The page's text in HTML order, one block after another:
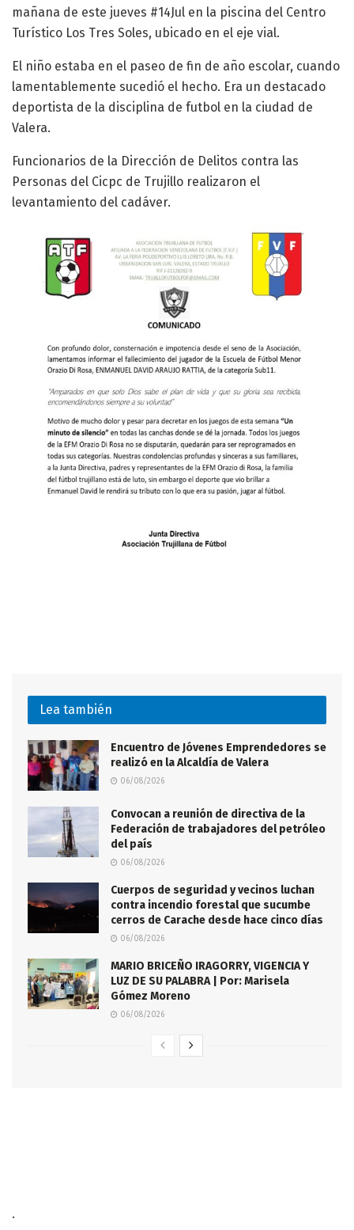
mañana de este jueves #14Jul en la piscina del Centro
Turístico Los Tres Soles, ubicado en el eje vial.
El niño estaba en el paseo de fin de año escolar, cuando
lamentablemente sucedió el hecho. Era un destacado
deportista de la disciplina de futbol en la ciudad de
Valera.
Funcionarios de la Dirección de Delitos contra las
Personas del Cicpc de Trujillo realizaron el
levantamiento del cadáver.
Lea también
Encuentro de Jóvenes Emprendedores se
realizó en la Alcaldía de Valera
06/08/2026
Convocan a reunión de directiva de la
Federación de trabajadores del petróleo
del país
06/08/2026
Cuerpos de seguridad y vecinos luchan
contra incendio forestal que sucumbe
cerros de Carache desde hace cinco días
06/08/2026
MARIO BRICEÑO IRAGORRY, VIGENCIA Y
LUZ DE SU PALABRA | Por: Marisela
Gómez Moreno
06/08/2026
.